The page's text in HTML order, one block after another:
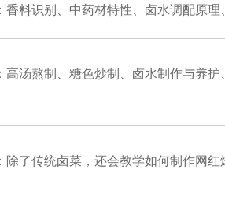
香料识别、中药材特性、卤水调配原理
高汤熬制、糖色炒制、卤水制作与养
除了传统卤菜，还会教学如何制作网